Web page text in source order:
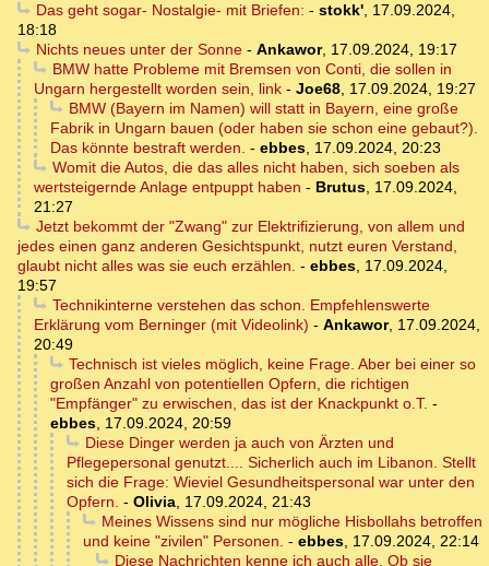
Das geht sogar- Nostalgie- mit Briefen: - stokk', 17.09.2024,
18:18
Nichts neues unter der Sonne- Ankawor, 17.09.2024, 19:17
BMW hatte Probleme mit Bremsen von Conti, die sollen in
Ungarn hergestellt worden sein, link - Joe68, 17.09.2024, 19:27
BMW (Bayern im Namen) will statt in Bayern, eine große
Fabrik in Ungarn bauen (oder haben sie schon eine gebaut?).
Das könnte bestraft werden. - ebbes, 17.09.2024, 20:23
Womit die Autos, die das alles nicht haben, sich soeben als
wertsteigernde Anlage entpuppt haben - Brutus, 17.09.2024,
21:27
Jetzt bekommt der "Zwang" zur Elektrifizierung, von allem und
jedes einen ganz anderen Gesichtspunkt, nutzt euren Verstand,
glaubt nicht alles was sie euch erzählen. - ebbes, 17.09.2024,
19:57
Technikinterne verstehen das schon. Empfehlenswerte
Erklärung vom Berninger (mit Videolink) - Ankawor, 17.09.2024,
20:49
Technisch ist vieles möglich, keine Frage. Aber bei einer so
großen Anzahl von potentiellen Opfern, die richtigen
"Empfänger" zu erwischen, das ist der Knackpunkt o.T. -
ebbes, 17.09.2024, 20:59
Diese Dinger werden ja auch von Ärzten und
Pflegepersonal genutzt.... Sicherlich auch im Libanon. Stellt
sich die Frage: Wieviel Gesundheitspersonal war unter den
Opfern. - Olivia, 17.09.2024, 21:43
Meines Wissens sind nur mögliche Hisbollahs betroffen
und keine "zivilen" Personen. - ebbes, 17.09.2024, 22:14
Diese Nachrichten kenne ich auch alle. Ob sie